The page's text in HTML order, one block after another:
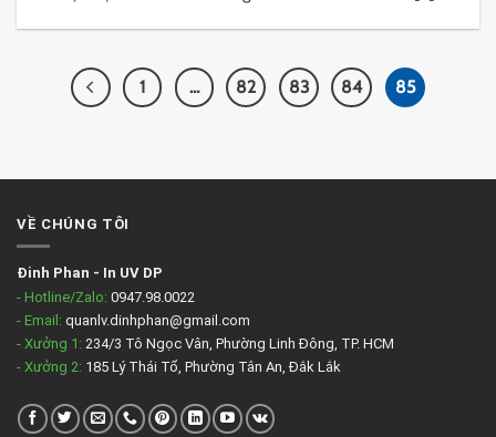
1 … 82 83 84 85
VỀ CHÚNG TÔI
Đinh Phan - In UV DP
- Hotline/Zalo: 0947.98.0022
- Email: quanlv.dinhphan@gmail.com
- Xưởng 1: 234/3 Tô Ngọc Vân, Phường Linh Đông, TP. HCM
- Xưởng 2: 185 Lý Thái Tổ, Phường Tân An, Đắk Lắk